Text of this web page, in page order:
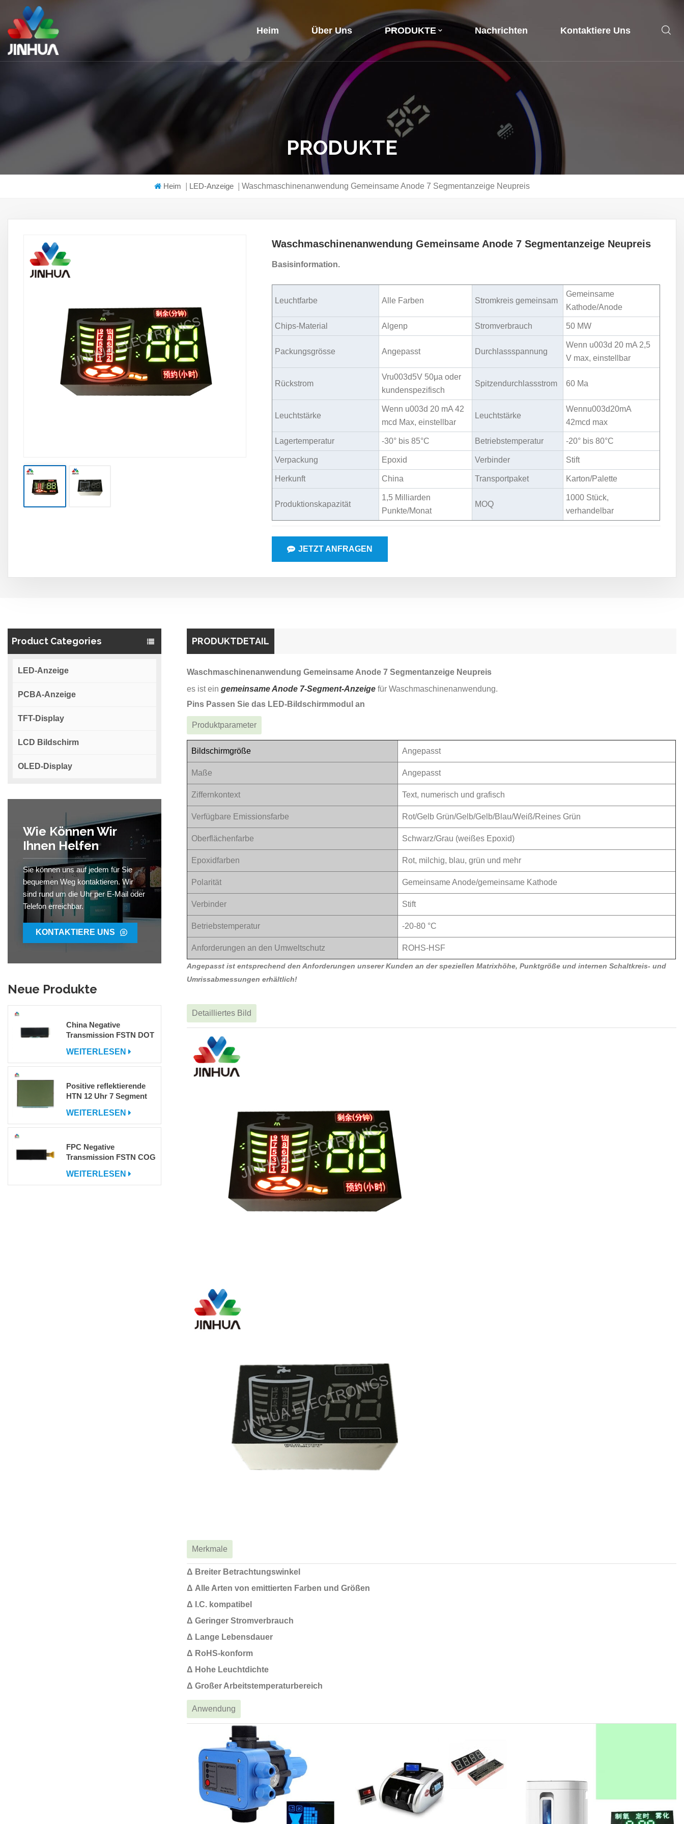
Heim Über Uns PRODUKTE Nachrichten Kontaktiere Uns
PRODUKTE
Heim LED-Anzeige Waschmaschinenanwendung Gemeinsame Anode 7 Segmentanzeige Neupreis
Waschmaschinenanwendung Gemeinsame Anode 7 Segmentanzeige Neupreis
Basisinformation.
Leuchtfarbe Alle Farben Stromkreis gemeinsam
Gemeinsame
Kathode/Anode
Chips-Material Algenp Stromverbrauch 50 MW
Packungsgrösse Angepasst Durchlassspannung
Wenn u003d 20 mA 2,5
V max, einstellbar
Rückstrom
Vru003d5V 50μa oder
kundenspezifisch
Spitzendurchlassstrom 60 Ma
Leuchtstärke
Wenn u003d 20 mA 42
mcd Max, einstellbar
Leuchtstärke
Wennu003d20mA
42mcd max
Lagertemperatur -30° bis 85°C Betriebstemperatur -20° bis 80°C
Verpackung Epoxid Verbinder Stift
Herkunft China Transportpaket Karton/Palette
Produktionskapazität
1,5 Milliarden
Punkte/Monat
MOQ
1000 Stück,
verhandelbar
JETZT ANFRAGEN
Product Categories
LED-Anzeige
PCBA-Anzeige
TFT-Display
LCD Bildschirm
OLED-Display
Wie Können Wir
Ihnen Helfen
Sie können uns auf jedem für Sie
bequemen Weg kontaktieren. Wir
sind rund um die Uhr per E-Mail oder
Telefon erreichbar.
KONTAKTIERE UNS
Neue Produkte
China Negative
Transmission FSTN DOT
Display zum Verkauf
WEITERLESEN
Positive reflektierende
HTN 12 Uhr 7 Segment
WEITERLESEN
FPC Negative
Transmission FSTN COG
Bildschirm mit IC
WEITERLESEN
PRODUKTDETAIL
Waschmaschinenanwendung Gemeinsame Anode 7 Segmentanzeige Neupreis
es ist eingemeinsame Anode 7-Segment-Anzeige für Waschmaschinenanwendung.
Pins Passen Sie das LED-Bildschirmmodul an
Produktparameter
Bildschirmgröße Angepasst
Maße Angepasst
Ziffernkontext Text, numerisch und grafisch
Verfügbare Emissionsfarbe Rot/Gelb Grün/Gelb/Gelb/Blau/Weiß/Reines Grün
Oberflächenfarbe Schwarz/Grau (weißes Epoxid)
Epoxidfarben Rot, milchig, blau, grün und mehr
Polarität Gemeinsame Anode/gemeinsame Kathode
Verbinder Stift
Betriebstemperatur -20-80 °C
Anforderungen an den Umweltschutz ROHS-HSF
Angepasst ist entsprechend den Anforderungen unserer Kunden an der speziellen Matrixhöhe, Punktgröße und internen Schaltkreis- und
Umrissabmessungen erhältlich!
Detailliertes Bild
Merkmale
Δ Breiter Betrachtungswinkel
Δ Alle Arten von emittierten Farben und Größen
Δ I.C. kompatibel
Δ Geringer Stromverbrauch
Δ Lange Lebensdauer
Δ RoHS-konform
Δ Hohe Leuchtdichte
Δ Großer Arbeitstemperaturbereich
Anwendung